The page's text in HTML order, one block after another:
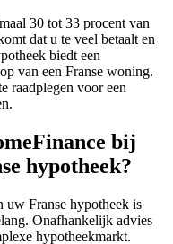
30 tot 33 procent van
dat u te veel betaalt en
biedt een
van een Franse woning.
raadplegen voor een
bij
hypotheek?
uw Franse hypotheek is
Onafhankelijk advies
hypotheekmarkt.